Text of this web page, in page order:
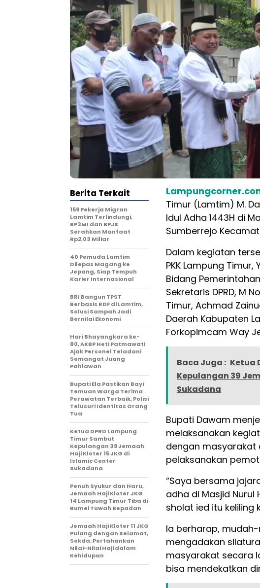
Timur (Lamtim) M.
Idul Adha 1443H di
Sumberrejo
Dalam kegiatan
PKK Lampung
Bidang
Sekretaris DPRD, M
Timur, Achmad
Daerah Kabupaten
Forkopimcam Way
Baca Juga : Ketua
Kepulangan 39
Sukadana
Bupati Dawam
melaksanakan
dengan masyarakat
pelaksanakan
“Saya bersama
adha di Masjid
sholat ied itu keliling
Ia berharap,
mengadakan
masyarakat secara
bisa mendekatkan
Berita Terkait
159 Pekerja Migran
Lamtim Terlindungi,
BP3MI dan BPJS
Serahkan Manfaat
Rp2,03 Miliar
40 Pemuda Lamtim
Dilepas Magang ke
Jepang, Siap Tempuh
Karier Internasional
BRI Bangun TPST
Berbasis RDF di Lamtim,
Solusi Sampah Jadi
Bernilai Ekonomi
Hari Bhayangkara ke-
80, AKBP Heti Patmawati
Ajak Personel Teladani
Semangat Juang
Pahlawan
Bupati Ela Pastikan Bayi
Temuan Warga Terima
Perawatan Terbaik, Polisi
Telusuri Identitas Orang
Tua
Ketua DPRD Lampung
Timur Sambut
Kepulangan 39 Jemaah
Haji Kloter 15 JKG di
Islamic Center
Sukadana
Penuh Syukur dan Haru,
Jemaah Haji Kloter JKG
14 Lampung Timur Tiba di
Bumei Tuwah Bepadan
Jemaah Haji Kloter 11 JKG
Pulang dengan Selamat,
Sekda: Pertahankan
Nilai-Nilai Haji dalam
Kehidupan